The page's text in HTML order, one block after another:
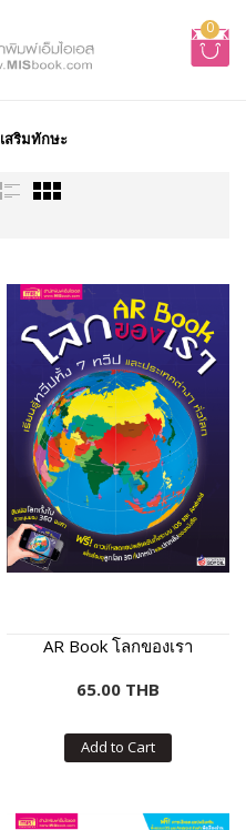
0
สริมทักษะ
AR Book โลกของเรา
65.00 THB
Add to Cart